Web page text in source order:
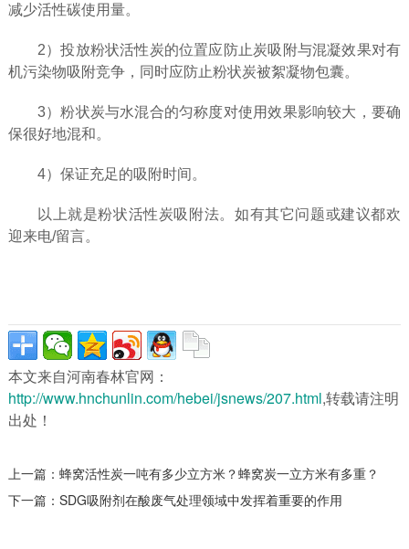
减少活性碳使用量。
2）投放粉状活性炭的位置应防止炭吸附与混凝效果对有
机污染物吸附竞争，同时应防止粉状炭被絮凝物包囊。
3）粉状炭与水混合的匀称度对使用效果影响较大，要确
保很好地混和。
4）保证充足的吸附时间。
以上就是粉状活性炭吸附法。如有其它问题或建议都欢
迎来电/留言。
本文来自河南春林官网：
http://www.hnchunlin.com/hebei/jsnews/207.html,转载请注明
出处！
上一篇： 蜂窝活性炭一吨有多少立方米？蜂窝炭一立方米有多重？
下一篇： SDG吸附剂在酸废气处理领域中发挥着重要的作用